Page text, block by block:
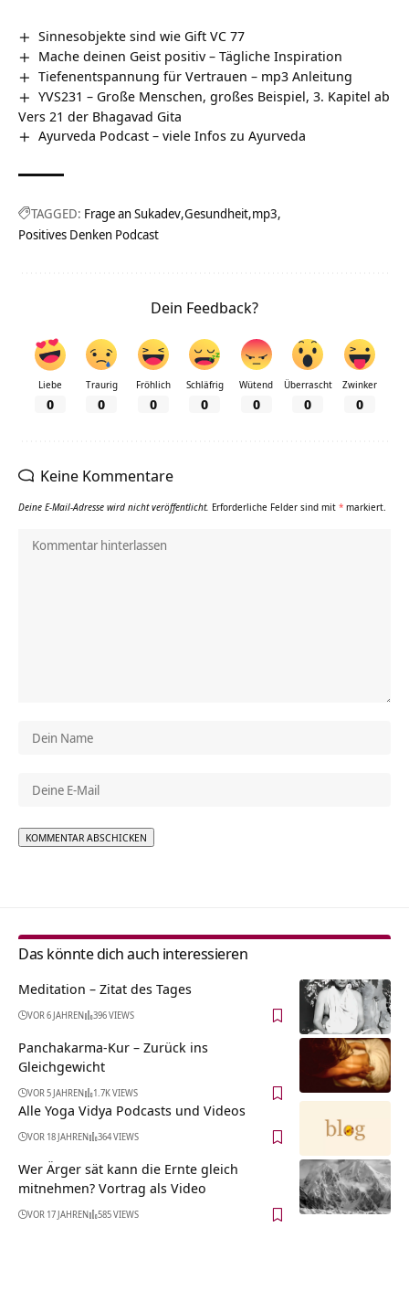
Sinnesobjekte sind wie Gift VC 77
Mache deinen Geist positiv – Tägliche Inspiration
Tiefenentspannung für Vertrauen – mp3 Anleitung
YVS231 – Große Menschen, großes Beispiel, 3. Kapitel ab
Vers 21 der Bhagavad Gita
Ayurveda Podcast – viele Infos zu Ayurveda
TAGGED: Frage an Sukadev Gesundheit mp3
Positives Denken Podcast
Dein Feedback?
Liebe
0
Traurig
0
Fröhlich
0
Schläfrig
0
Wütend
0
Überrascht
0
Zwinker
0
Keine Kommentare
Deine E-Mail-Adresse wird nicht veröffentlicht. Erforderliche Felder sind mit * markiert.
Das könnte dich auch interessieren
Meditation – Zitat des Tages
VOR 6 JAHREN 396 VIEWS
Panchakarma-Kur – Zurück ins
Gleichgewicht
VOR 5 JAHREN 1.7K VIEWS
Alle Yoga Vidya Podcasts und Videos
VOR 18 JAHREN 364 VIEWS
Wer Ärger sät kann die Ernte gleich
mitnehmen? Vortrag als Video
VOR 17 JAHREN 585 VIEWS